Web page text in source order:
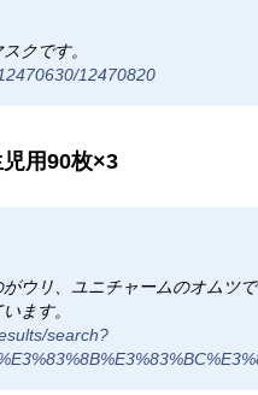
クです。
12470820
用90枚×3
ウリ、ユニチャームのオムツで
ます。
search?